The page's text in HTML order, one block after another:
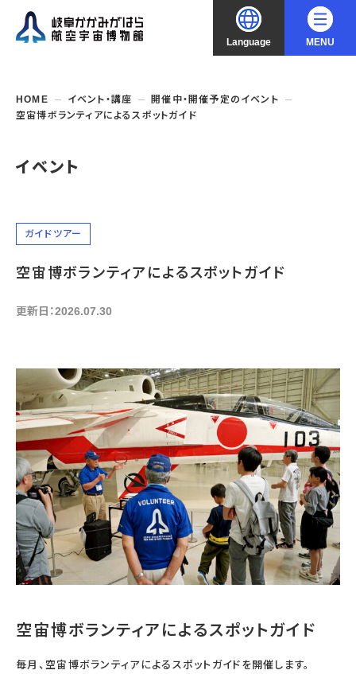
Language
中文（简化字）
中文（繁體字）
한국어
MENU
年間パスポート
フロアガイド
よくあるご質問
企画展
開催中・開催予定の企画展
常設展示
その他の展示
シアタールーム上映
操縦シミュレーション体験
おすすめコース
イベント・講座
開催中・開催予定のイベント
教室・講座・講演
イベントカレンダー
予約申し込み
これまでのイベント
博物館としての取組み
資料の貸出
地域との連携
レンタルそらはく
空宙博ボランティア
博物館実習
一般団体
福祉団体
子ども会・スポーツ少年団等
学校団体
学校・教育関係
学校・教育関係の方へ
遠足・社会見学
教育プログラム
オンライン学習
アウトリーチ
展示・イベントカレンダー
イベント予約申し込み
チャレンジそらはく
スタッフコラム お知らせ
お問い合わせ
HOME イベント・講座
開催中・開催予定のイベント
空宙博ボランティアによるスポットガイド
イベント
ガイドツアー
空宙博ボランティアによるスポットガイド
更新日：2026.07.30
空宙博ボランティアによるスポットガイド
毎月、空宙博ボランティアによるスポットガイドを開催します。